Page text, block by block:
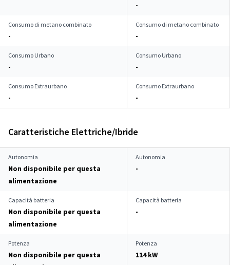
-
Consumo di metano combinato
-
Consumo di metano combinato
-
Consumo Urbano
-
Consumo Urbano
-
Consumo Extraurbano
-
Consumo Extraurbano
-
Caratteristiche Elettriche/Ibride
Autonomia
Non disponibile per questa
alimentazione
Autonomia
-
Capacità batteria
Non disponibile per questa
alimentazione
Capacità batteria
-
Potenza
Non disponibile per questa
Potenza
114 kW